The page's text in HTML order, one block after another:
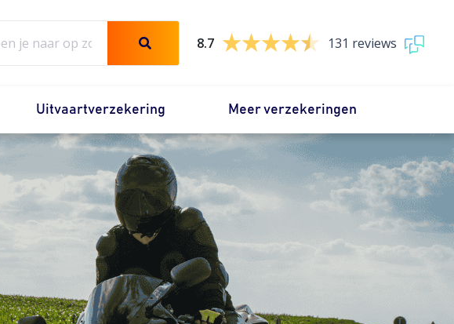
8.7
131 reviews
Uitvaartverzekering Meer verzekeringen